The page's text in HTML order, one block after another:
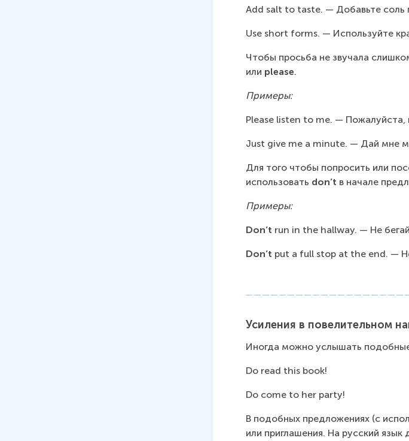
Add salt to taste. — Добавьте соль
Use short forms. — Используйте
Чтобы просьба не звучала
или please.
Примеры:
Please listen to me. — Пожалуйста,
Just give me a minute. — Дай мне
Для того чтобы попросить или
использовать don’t в начале
Примеры:
Don’t run in the hallway. — Не
Don’t put a full stop at the end. —
Усиления в повелительном
Иногда можно услышать
Do read this book!
Do come to her party!
В подобных предложениях (с
или приглашения. На русский